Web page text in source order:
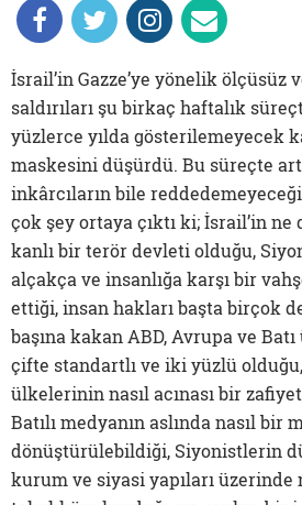
İsrail’in Gazze’ye yönelik ölçüsüz
saldırıları şu birkaç haftalık
yüzlerce yılda gösterilemeyecek
maskesini düşürdü. Bu süreçte
inkârcıların bile
çok şey ortaya çıktı ki; İsrail’in ne
kanlı bir terör devleti olduğu,
alçakça ve insanlığa karşı bir
ettiği, insan hakları başta birçok
başına kakan ABD, Avrupa ve
çifte standartlı ve iki yüzlü
ülkelerinin nasıl acınası bir
Batılı medyanın aslında nasıl bir
dönüştürülebildiği, Siyonistlerin
kurum ve siyasi yapıları üzerinde